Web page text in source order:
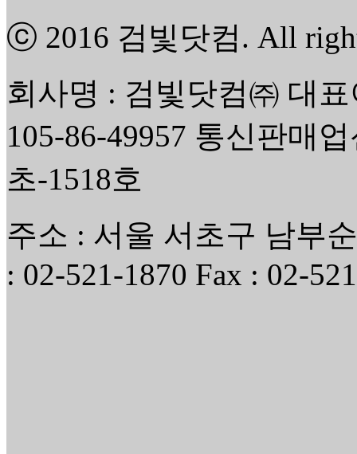
ⓒ 2016 검빛닷컴. All
회사명 : 검빛닷컴㈜ 대
105-86-49957 통신판매
초-1518호
주소 : 서울 서초구 남부
: 02-521-1870 Fax : 02-